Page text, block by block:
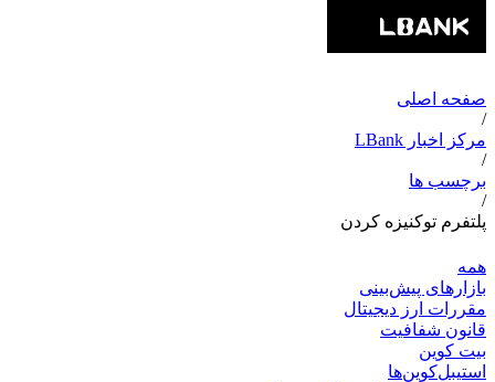
صفحه اصلی
/
مرکز اخبار LBank
/
برچسب ها
/
پلتفرم توکنیزه کردن
همه
بازارهای پیش‌بینی
مقررات ارز دیجیتال
قانون شفافیت
بیت کوین
استیبل‌کوین‌ها